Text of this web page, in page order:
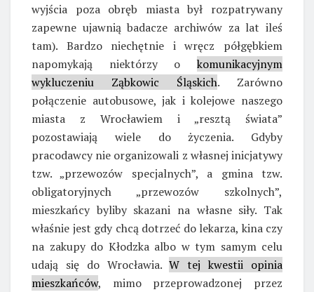
wyjścia poza obręb miasta był rozpatrywany
zapewne ujawnią badacze archiwów za lat ileś
tam). Bardzo niechętnie i wręcz półgębkiem
napomykają niektórzy okomunikacyjnym
wykluczeniu Ząbkowic Śląskich. Zarówno
połączenie autobusowe, jak i kolejowe naszego
miasta z Wrocławiem i „resztą świata”
pozostawiają wiele do życzenia. Gdyby
pracodawcy nie organizowali z własnej inicjatywy
tzw. „przewozów specjalnych”, a gmina tzw.
obligatoryjnych „przewozów szkolnych”,
mieszkańcy byliby skazani na własne siły. Tak
właśnie jest gdy chcą dotrzeć do lekarza, kina czy
na zakupy do Kłodzka albo w tym samym celu
udają się do Wrocławia.W tej kwestii opinia
mieszkańców, mimo przeprowadzonej przez